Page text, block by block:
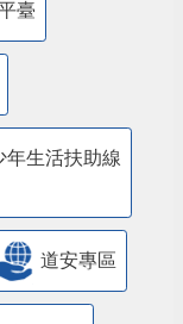
臺
道安專區